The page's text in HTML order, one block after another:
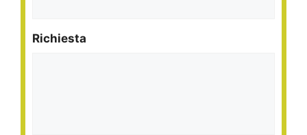
Richiesta